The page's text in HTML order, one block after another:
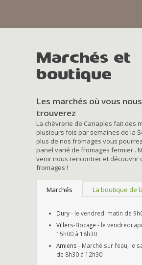
Marchés et
boutique
Les marchés où vous nous
trouverez
La chèvrerie de Canaples fait des
plusieurs fois par semaines de la
plus de nos fromages vous
panel varié de fromages fermier .
venir nous rencontrer et découvrir
fromages !
Marchés La boutique de
Dury- le vendredi matin de
Villers-Bocage - le vendredi
15h00 à 18h30
Amiens - Marché sur l’eau, le
de 8h30 à 12h30